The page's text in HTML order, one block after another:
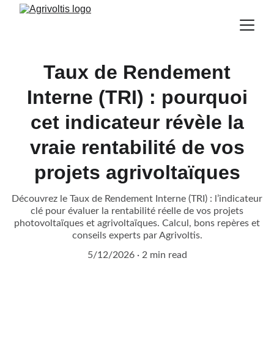
Taux de Rendement
Interne (TRI) : pourquoi
cet indicateur révèle la
vraie rentabilité de vos
projets agrivoltaïques
Découvrez le Taux de Rendement Interne (TRI) : l’indicateur
clé pour évaluer la rentabilité réelle de vos projets
photovoltaïques et agrivoltaïques. Calcul, bons repères et
conseils experts par Agrivoltis.
5/12/2026
2 min read